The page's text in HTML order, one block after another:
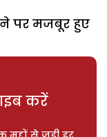
पर मजबूर हुए
करें